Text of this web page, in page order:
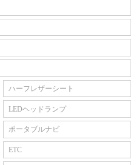
ハーフレザーシート
LEDヘッドランプ
ポータブルナビ
ETC